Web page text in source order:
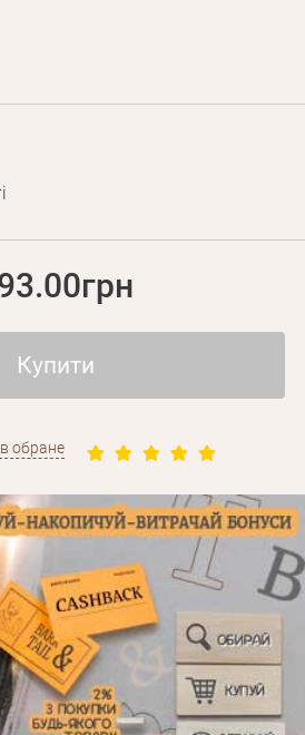
Купити
обране
Забули пароль?